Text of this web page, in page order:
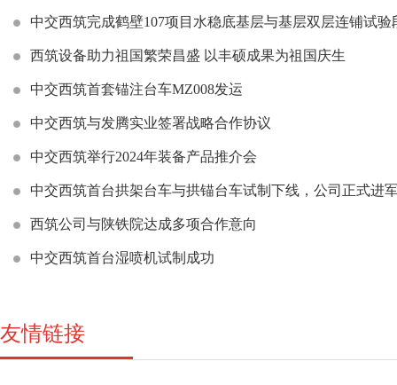
中交西筑完成鹤壁107项目水稳底基层与基层双层连铺试验
西筑设备助力祖国繁荣昌盛 以丰硕成果为祖国庆生
中交西筑首套锚注台车MZ008发运
中交西筑与发腾实业签署战略合作协议
中交西筑举行2024年装备产品推介会
中交西筑首台拱架台车与拱锚台车试制下线，公司正式进
西筑公司与陕铁院达成多项合作意向
中交西筑首台湿喷机试制成功
友情链接